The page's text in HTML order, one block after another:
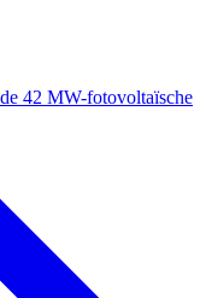
42 MW-fotovoltaïsche